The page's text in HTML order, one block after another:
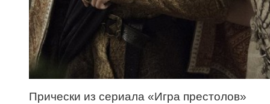
Прически из сериала «Игра престолов»